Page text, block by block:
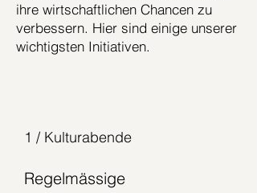
ihre wirtschaftlichen Chancen zu
verbessern. Hier sind einige unserer
wichtigsten Initiativen.
1 / Kulturabende
Regelmässige